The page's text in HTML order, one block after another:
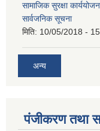
सामाजिक सुरक्षा
सार्वजनिक सूचना
मिति: 10/05/2018 -
अन्य
पंजीकरण तथा